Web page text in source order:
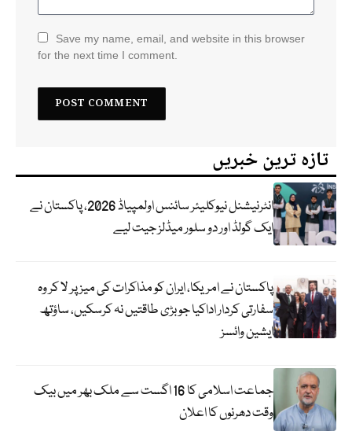
Save my name, email, and website in this browser
for the next time I comment.
تازہ ترین خبریں
انٹرنیشنل نیوکلیئر سائنس اولمپیاڈ 2026، پاکستان نے
ایک گولڈ اور دو سلور میڈلز جیت لیے
پاکستان نے امریکا، ایران کو مذاکرات کی میز پر لا کر وہ
سفارتی کردار اداکیا جو بڑی طاقتیں نہ کرسکیں، ساؤتھ
ایشین وائسز
جماعت اسلامی کا 16 اگست سے ملک بھر میں بیک
وقت دھرنوں کا اعلان